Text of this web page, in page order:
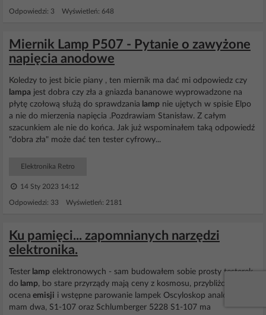
Odpowiedzi: 3 Wyświetleń: 648
Miernik Lamp P507 - Pytanie o zawyżone
napięcia anodowe
Koledzy to jest bicie piany , ten miernik ma dać mi odpowiedz czy
lampa jest dobra czy zła a gniazda bananowe wyprowadzone na
płytę czołową służą do sprawdzania lamp nie ujętych w spisie Elpo
a nie do mierzenia napięcia .Pozdrawiam Stanisław. Z całym
szacunkiem ale nie do końca. Jak już wspominałem taką odpowiedź
"dobra zła" może dać ten tester cyfrowy...
Elektronika Retro
14 Sty 2023 14:12
Odpowiedzi: 33 Wyświetleń: 2181
Ku pamięci... zapomnianych narzędzi
elektronika.
Tester lamp elektronowych - sam budowałem sobie prosty testerek
do lamp, bo stare przyrządy mają ceny z kosmosu, przybliżona
ocena emisji i wstępne parowanie lampek Oscyloskop analogowy -
mam dwa, S1-107 oraz Schlumberger 5228 S1-107 ma